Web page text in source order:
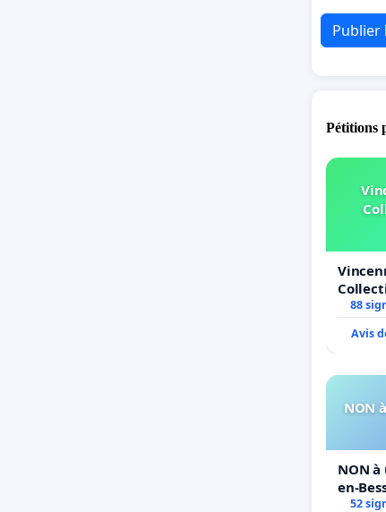
Publier
Pétitions
88
Avis
NON
NON
en-
52